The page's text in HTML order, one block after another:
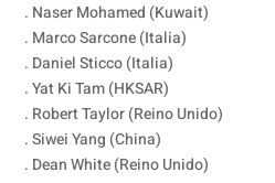
. Naser Mohamed (Kuwait)
. Marco Sarcone (Italia)
. Daniel Sticco (Italia)
. Yat Ki Tam (HKSAR)
. Robert Taylor (Reino Unido)
. Siwei Yang (China)
. Dean White (Reino Unido)